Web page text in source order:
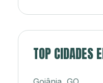
TOP CIDADES